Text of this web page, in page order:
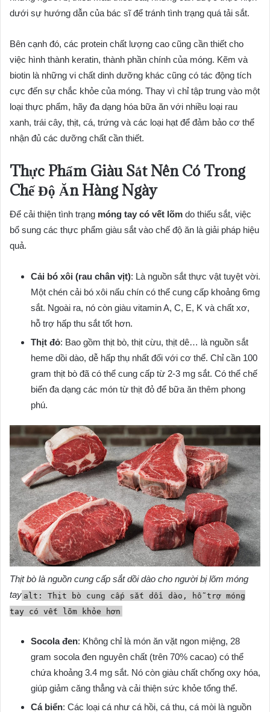
dưới sự hướng dẫn của bác sĩ để tránh tình trạng quá tải sắt.
Bên cạnh đó, các protein chất lượng cao cũng cần thiết cho
việc hình thành keratin, thành phần chính của móng. Kẽm và
biotin là những vi chất dinh dưỡng khác cũng có tác động tích
cực đến sự chắc khỏe của móng. Thay vì chỉ tập trung vào một
loại thực phẩm, hãy đa dạng hóa bữa ăn với nhiều loại rau
xanh, trái cây, thịt, cá, trứng và các loại hạt để đảm bảo cơ thể
nhận đủ các dưỡng chất cần thiết.
Thực Phẩm Giàu Sắt Nên Có Trong
Chế Độ Ăn Hàng Ngày
Để cải thiện tình trạng móng tay có vết lõm do thiếu sắt, việc
bổ sung các thực phẩm giàu sắt vào chế độ ăn là giải pháp hiệu
quả.
Cải bó xôi (rau chân vịt): Là nguồn sắt thực vật tuyệt vời.
Một chén cải bó xôi nấu chín có thể cung cấp khoảng 6mg
sắt. Ngoài ra, nó còn giàu vitamin A, C, E, K và chất xơ,
hỗ trợ hấp thu sắt tốt hơn.
Thịt đỏ: Bao gồm thịt bò, thịt cừu, thịt dê… là nguồn sắt
heme dồi dào, dễ hấp thụ nhất đối với cơ thể. Chỉ cần 100
gram thịt bò đã có thể cung cấp từ 2-3 mg sắt. Có thể chế
biến đa dạng các món từ thịt đỏ để bữa ăn thêm phong
phú.
Thịt bò là nguồn cung cấp sắt dồi dào cho người bị lõm móng
tay alt: Thịt bò cung cấp sắt dồi dào, hỗ trợ móng
tay có vết lõm khỏe hơn
Socola đen: Không chỉ là món ăn vặt ngon miệng, 28
gram socola đen nguyên chất (trên 70% cacao) có thể
chứa khoảng 3.4 mg sắt. Nó còn giàu chất chống oxy hóa,
giúp giảm căng thẳng và cải thiện sức khỏe tổng thể.
Cá biển: Các loại cá như cá hồi, cá thu, cá mòi là nguồn